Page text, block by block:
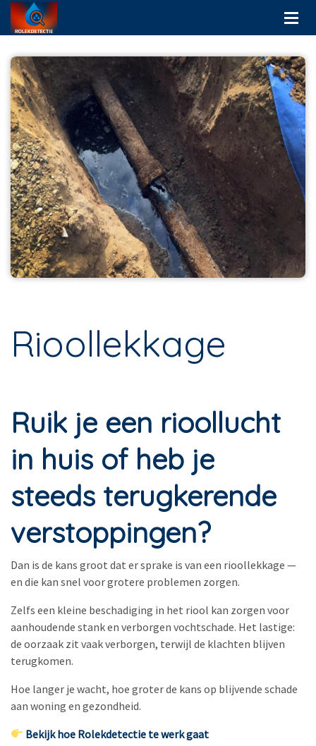
Rioollekkage
Ruik je een rioollucht
in huis of heb je
steeds terugkerende
verstoppingen?
Dan is de kans groot dat er sprake is van een rioollekkage —
en die kan snel voor grotere problemen zorgen.
Zelfs een kleine beschadiging in het riool kan zorgen voor
aanhoudende stank en verborgen vochtschade. Het lastige:
de oorzaak zit vaak verborgen, terwijl de klachten blijven
terugkomen.
Hoe langer je wacht, hoe groter de kans op blijvende schade
aan woning en gezondheid.
Bekijk hoe Rolekdetectie te werk gaat